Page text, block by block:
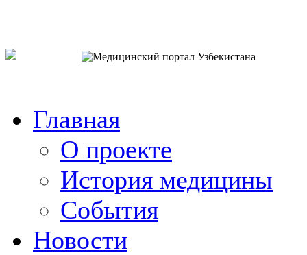
Главная
О проекте
История медицины
События
Новости